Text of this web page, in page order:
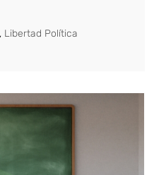
, Libertad Política